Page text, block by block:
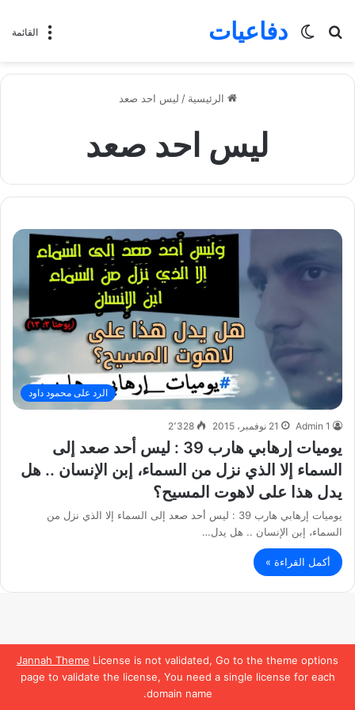
Jannah Theme License is not validated, Go to the theme options
page to validate the license, You need a single license for each
domain name.
القائمة دفاعيات
بحث
الوضع
الرئيسية / ليس احد صعد
ليس احد صعد
الرد على محمود داود
Admin 1 21 نوفمبر، 2015 2٬328
يوميات إرهابي هارب 39 : ليس أحد صعد إلى
السماء إلا الذي نزل من السماء، إبن الإنسان .. هل
يدل هذا على لاهوت المسيح؟
يوميات إرهابي هارب 39 : ليس أحد صعد إلى السماء إلا الذي نزل من
السماء، إبن الإنسان .. هل يدل…
أكمل القراءة »